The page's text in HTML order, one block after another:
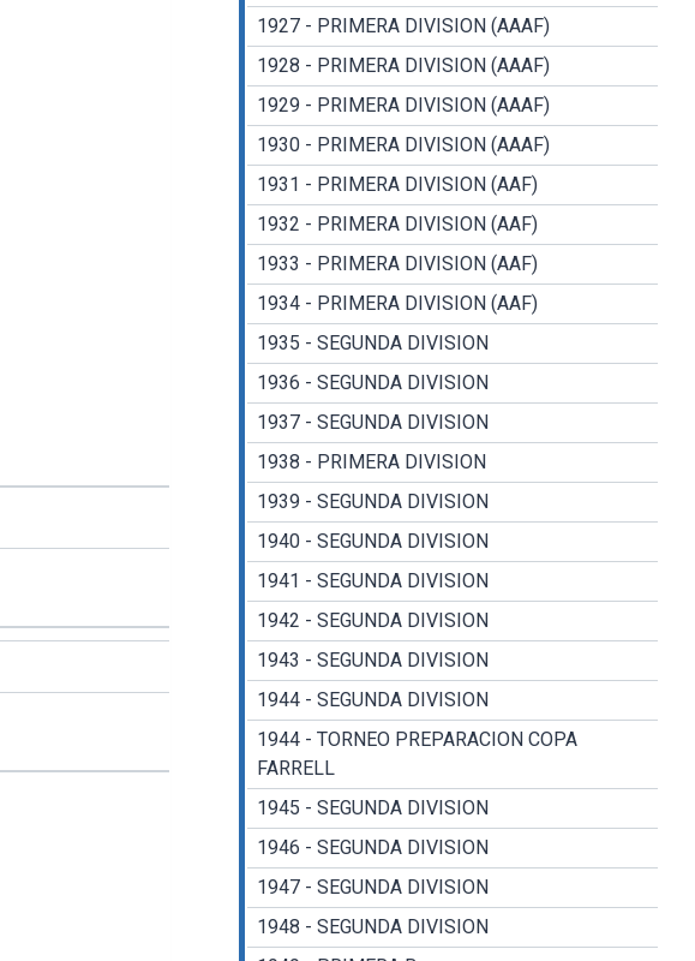
1927 - PRIMERA DIVISION (AAAF)
1928 - PRIMERA DIVISION (AAAF)
1929 - PRIMERA DIVISION (AAAF)
1930 - PRIMERA DIVISION (AAAF)
1931 - PRIMERA DIVISION (AAF)
1932 - PRIMERA DIVISION (AAF)
1933 - PRIMERA DIVISION (AAF)
1934 - PRIMERA DIVISION (AAF)
1935 - SEGUNDA DIVISION
1936 - SEGUNDA DIVISION
1937 - SEGUNDA DIVISION
1938 - PRIMERA DIVISION
1939 - SEGUNDA DIVISION
1940 - SEGUNDA DIVISION
1941 - SEGUNDA DIVISION
1942 - SEGUNDA DIVISION
1943 - SEGUNDA DIVISION
1944 - SEGUNDA DIVISION
1944 - TORNEO PREPARACION COPA
FARRELL
1945 - SEGUNDA DIVISION
1946 - SEGUNDA DIVISION
1947 - SEGUNDA DIVISION
1948 - SEGUNDA DIVISION